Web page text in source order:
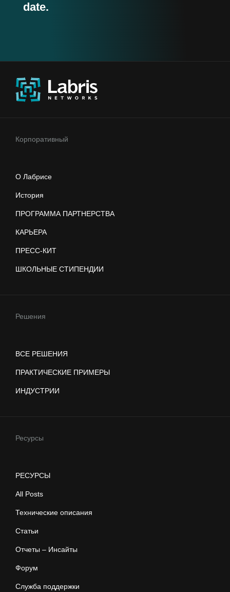
date.
Корпоративный
О Лабрисе
История
ПРОГРАММА ПАРТНЕРСТВА
КАРЬЕРА
ПРЕСС-КИТ
ШКОЛЬНЫЕ СТИПЕНДИИ
Решения
ВСЕ РЕШЕНИЯ
ПРАКТИЧЕСКИЕ ПРИМЕРЫ
ИНДУСТРИИ
Ресурсы
РЕСУРСЫ
All Posts
Технические описания
Статьи
Отчеты – Инсайты
Форум
Служба поддержки